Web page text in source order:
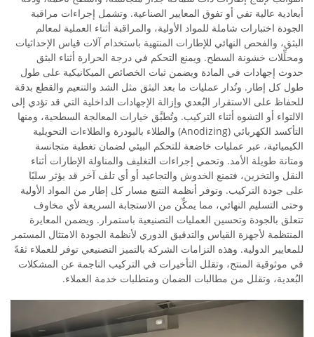
أبعادية عالية تفي أو تفوق المعايير الصناعية. وتشمل إجراءات مراقبة
الجودة اختبارات شاملة للمواد الأولية، والمراقبة أثناء العملية لمعالم
البثق، والفحص النهائي للإطارات المنتهية باستخدام آلات قياس الإحداثيات
ومحلِّلات خشونة السطح. ويمنع التحكم في درجة الحرارة أثناء البثق
حدوث إجهادات في المادة ويضمن ثبات الخصائص الميكانيكية على طول
طول كل إطار. وتُدار عمليات ما بعد البثق مثل الشد والتنعيم والقطع بدقة
للحفاظ على الاستقرار البُعدي وإزالة الإجهادات الداخلية التي قد تؤدي إلى
الالتواء أو التشوه أثناء التركيب. وتُطبَّق خيارات المعالجة السطحية، ومنها
التأكسد الكهربائي (Anodizing) والطلاء بالبودرة والطلاءات التحويلية
الكيميائية، عبر عمليات خاضعة للتحكم البيئي لضمان تغطية متجانسة
ومتانة طويلة الأمد. وتحمي إجراءات التغليف والمناولة الإطارات أثناء
النقل والتخزين، فتمنع الخدوش والتجاعيد أو أي تلف آخر قد يؤثر سلبًا
على جودة التركيب. وتوفر أنظمة التتبع مسار كل إطار من المواد الأولية
وحتى التسليم النهائي، مما يمكِّن من الاستجابة السريعة لأي مخاوف
تتعلق بالجودة وتحسين العمليات التصنيعية باستمرار. ويضمن المعايرة
المنتظمة لأجهزة القياس والتدقيق الدوري لأنظمة الجودة الامتثال المستمر
للمعايير الدولية. وهذه التزامات الشركة بالتميز التصنيعي توفر للعملاء ثقةً
في موثوقية المنتج، وتقلل التأخيرات في التركيب الناجمة عن المشكلات
البُعدية، وتقلل من مطالبات الضمان ومتطلبات خدمة العملاء.